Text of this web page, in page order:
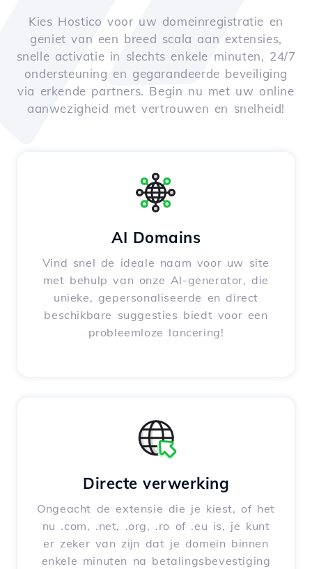
Kies Hostico voor uw domeinregistratie en
geniet van een breed scala aan extensies,
snelle activatie in slechts enkele minuten, 24/7
ondersteuning en gegarandeerde beveiliging
via erkende partners. Begin nu met uw online
aanwezigheid met vertrouwen en snelheid!
AI Domains
Vind snel de ideale naam voor uw site
met behulp van onze AI-generator, die
unieke, gepersonaliseerde en direct
beschikbare suggesties biedt voor een
probleemloze lancering!
Directe verwerking
Ongeacht de extensie die je kiest, of het
nu .com, .net, .org, .ro of .eu is, je kunt
er zeker van zijn dat je domein binnen
enkele minuten na betalingsbevestiging